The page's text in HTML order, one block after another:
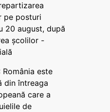
pe posturi
20 august, după
școlilor -
România este
din întreaga
care a
de